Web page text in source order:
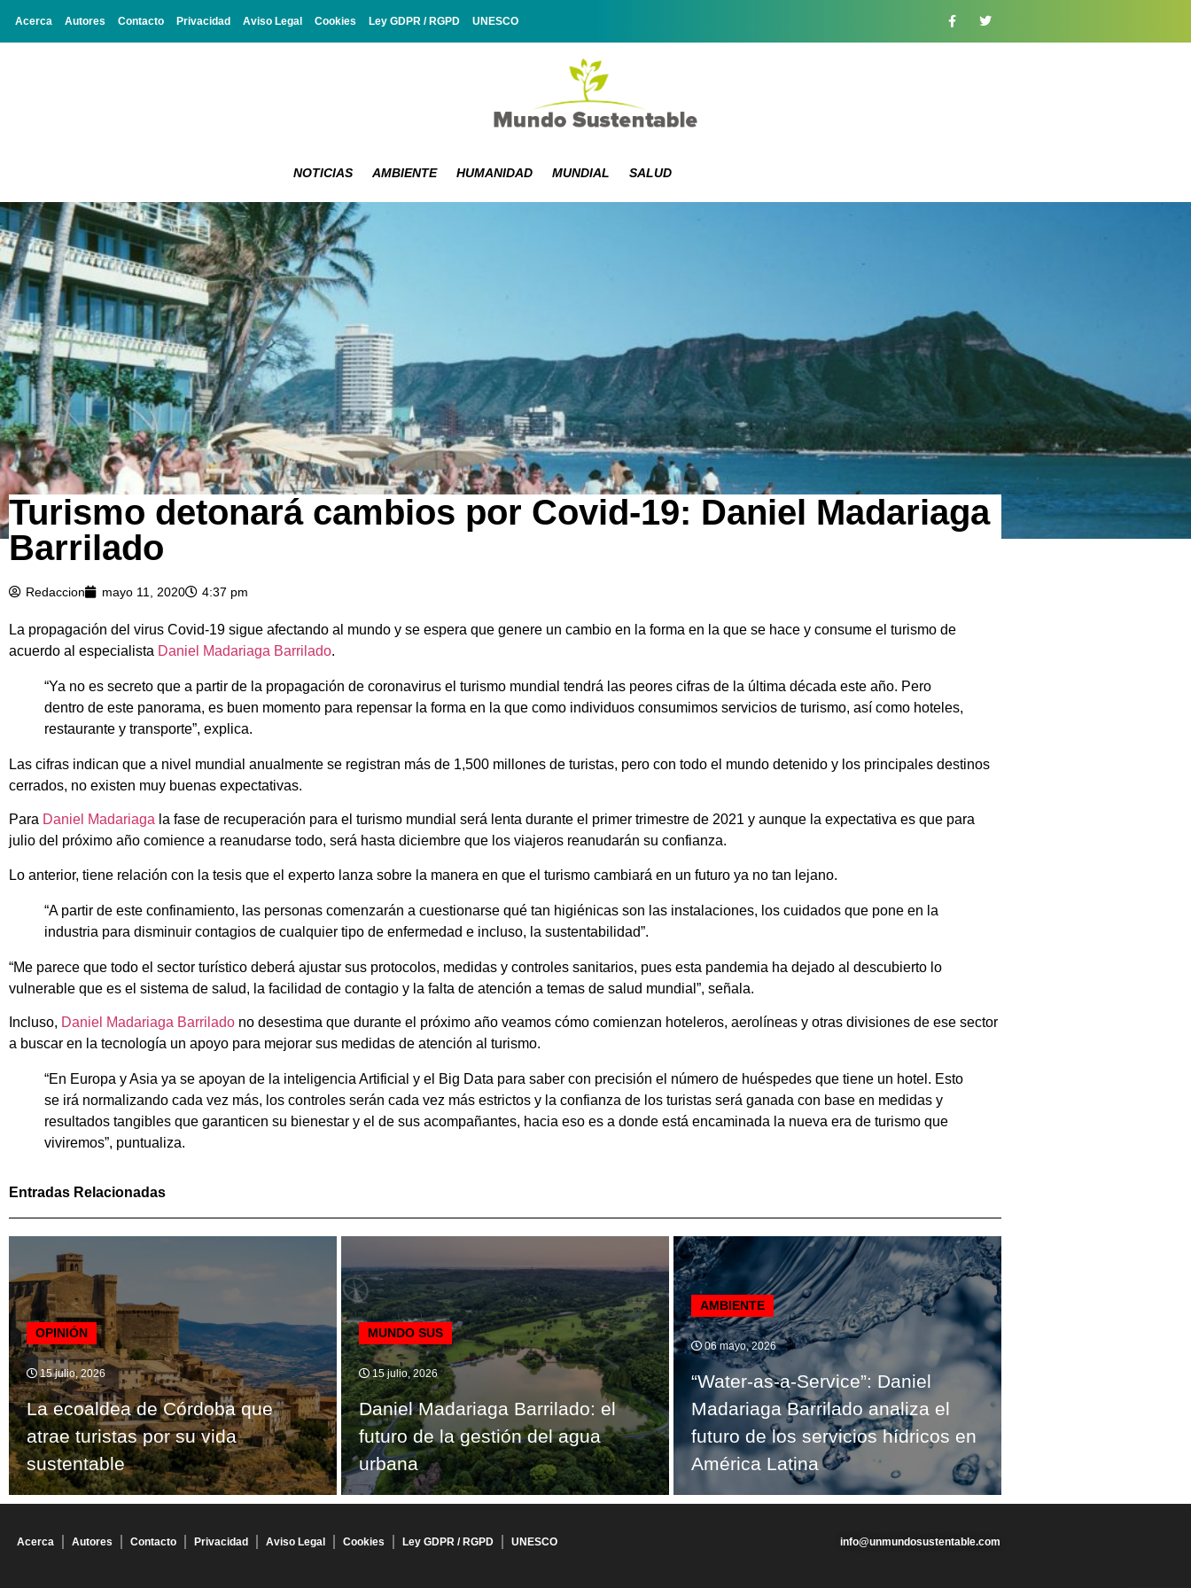
Acerca Autores Contacto Privacidad Aviso Legal Cookies Ley GDPR / RGPD UNESCO
NOTICIAS AMBIENTE HUMANIDAD MUNDIAL SALUD
Turismo detonará cambios por Covid-19: Daniel Madariaga
Barrilado
Redaccion mayo 11, 2020 4:37 pm
La propagación del virus Covid-19 sigue afectando al mundo y se espera que genere un cambio en la forma en la que se hace y consume el turismo de
acuerdo al especialista Daniel Madariaga Barrilado.
“Ya no es secreto que a partir de la propagación de coronavirus el turismo mundial tendrá las peores cifras de la última década este año. Pero
dentro de este panorama, es buen momento para repensar la forma en la que como individuos consumimos servicios de turismo, así como hoteles,
restaurante y transporte”, explica.
Las cifras indican que a nivel mundial anualmente se registran más de 1,500 millones de turistas, pero con todo el mundo detenido y los principales destinos
cerrados, no existen muy buenas expectativas.
Para Daniel Madariaga la fase de recuperación para el turismo mundial será lenta durante el primer trimestre de 2021 y aunque la expectativa es que para
julio del próximo año comience a reanudarse todo, será hasta diciembre que los viajeros reanudarán su confianza.
Lo anterior, tiene relación con la tesis que el experto lanza sobre la manera en que el turismo cambiará en un futuro ya no tan lejano.
“A partir de este confinamiento, las personas comenzarán a cuestionarse qué tan higiénicas son las instalaciones, los cuidados que pone en la
industria para disminuir contagios de cualquier tipo de enfermedad e incluso, la sustentabilidad”.
“Me parece que todo el sector turístico deberá ajustar sus protocolos, medidas y controles sanitarios, pues esta pandemia ha dejado al descubierto lo
vulnerable que es el sistema de salud, la facilidad de contagio y la falta de atención a temas de salud mundial”, señala.
Incluso, Daniel Madariaga Barrilado no desestima que durante el próximo año veamos cómo comienzan hoteleros, aerolíneas y otras divisiones de ese sector
a buscar en la tecnología un apoyo para mejorar sus medidas de atención al turismo.
“En Europa y Asia ya se apoyan de la inteligencia Artificial y el Big Data para saber con precisión el número de huéspedes que tiene un hotel. Esto
se irá normalizando cada vez más, los controles serán cada vez más estrictos y la confianza de los turistas será ganada con base en medidas y
resultados tangibles que garanticen su bienestar y el de sus acompañantes, hacia eso es a donde está encaminada la nueva era de turismo que
viviremos”, puntualiza.
Entradas Relacionadas
OPINIÓN
15 julio, 2026
La ecoaldea de Córdoba que
atrae turistas por su vida
sustentable
MUNDO SUS
15 julio, 2026
Daniel Madariaga Barrilado: el
futuro de la gestión del agua
urbana
AMBIENTE
06 mayo, 2026
“Water-as-a-Service”: Daniel
Madariaga Barrilado analiza el
futuro de los servicios hídricos en
América Latina
Acerca Autores Contacto Privacidad Aviso Legal Cookies Ley GDPR / RGPD UNESCO info@unmundosustentable.com